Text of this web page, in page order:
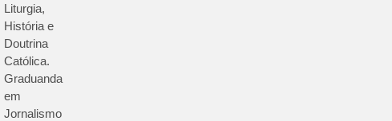
Liturgia,
História e
Doutrina
Católica.
Graduanda
em
Jornalismo